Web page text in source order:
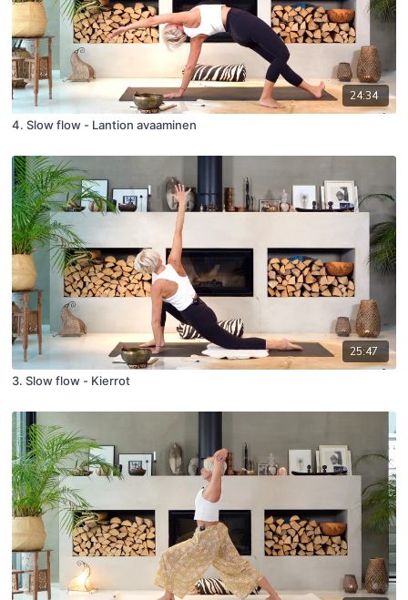
24:34
4. Slow flow - Lantion avaaminen
25:47
3. Slow flow - Kierrot